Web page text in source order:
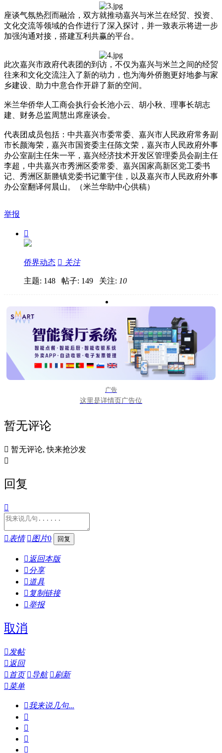
座谈气氛热烈而融洽，双方就推动嘉兴与米兰在经贸、投资、
文化交流等领域的合作进行了深入探讨，并一致表示将进一步
加强沟通对接，搭建互利共赢的平台。
此次嘉兴市政府代表团的到访，不仅为嘉兴与米兰之间的经贸
往来和文化交流注入了新的动力，也为海外侨胞更好地参与家
乡建设、助力中意合作开辟了新的空间。
米兰华侨华人工商会执行会长池小云、胡小秋、理事长胡志
建、财务总监周慧出席座谈会。
代表团成员包括：中共嘉兴市委常委、嘉兴市人民政府常务副
市长颜海荣，嘉兴市国资委主任陈文荣，嘉兴市人民政府外事
办公室副主任朱一平，嘉兴经济技术开发区管理委员会副主任
李超，中共嘉兴市秀洲区委常委、嘉兴国家高新区党工委书
记、秀洲区新塍镇党委书记董宇佳，以及嘉兴市人民政府外事
办公室翻译何晨山。（米兰华助中心供稿）
举报

侨界动态  关注
主题: 148 帖子: 149 关注: 10
广告
这里是详情页广告位
暂无评论
 暂无评论, 快来抢沙发

回复

表情 图片0
 返回本版
分享
 道具
 复制链接
举报
取消
发帖
 返回
 首页 导航 刷新
菜单
我来说几句...



